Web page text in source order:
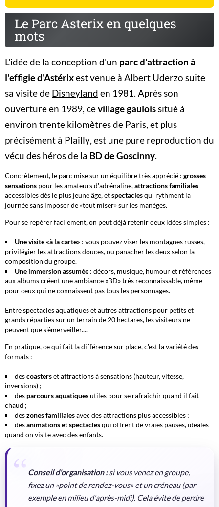
Le Parc Asterix en quelques
mots
L'idée de la conception d'un parc d'attraction à
l'effigie d'Astérixest venue à Albert Uderzo suite
sa visite de Disneyland en 1981. Après son
ouverture en 1989, cevillage gauloissitué à
environ trente kilomètres de Paris, et plus
précisément à Plailly, est une pure reproduction du
vécu des héros de la BD de Goscinny.
Concrètement, le parc mise sur un équilibre très apprécié : grosses
sensations pour les amateurs d'adrénaline,attractions familiales
accessibles dès le plus jeune âge, etspectaclesqui rythment la
journée sans imposer de «tout miser» sur les manèges.
Pour se repérer facilement, on peut déjà retenir deux idées simples :
Une visite «à la carte» : vous pouvez viser les montagnes russes,
privilégier les attractions douces, ou panacher les deux selon la
composition du groupe.
Une immersion assumée : décors, musique, humour et références
aux albums créent une ambiance «BD» très reconnaissable, même
pour ceux qui ne connaissent pas tous les personnages.
Entre spectacles aquatiques et autres attractions pour petits et
grands réparties sur un terrain de 20 hectares, les visiteurs ne
peuvent que s'émerveiller....
En pratique, ce qui fait la différence sur place, c'est la variété des
formats :
descoasterset attractions à sensations (hauteur, vitesse,
inversions) ;
des parcours aquatiquesutiles pour se rafraîchir quand il fait
chaud ;
deszones familialesavec des attractions plus accessibles ;
desanimations et spectaclesqui offrent de vraies pauses, idéales
quand on visite avec des enfants.
Conseil d'organisation :si vous venez en groupe,
fixez un «point de rendez-vous» et un créneau (par
exemple en milieu d'après-midi). Cela évite de perdre